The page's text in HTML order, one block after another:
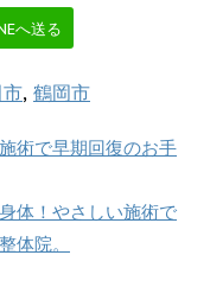
へ送る
, 鶴岡市
術で早期回復のお手
体！やさしい施術で
体院。